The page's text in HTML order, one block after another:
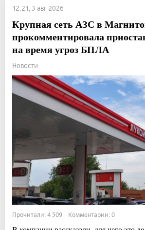
12:21, 3 авг 2026
Крупная сеть АЗС в
прокомментировала
на время угроз БПЛА
Новости
Прочитали: 4 509 Комментарии: 0